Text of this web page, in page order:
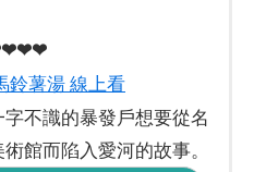
鈴薯湯 線上看
字不識的暴發戶想要從名
館而陷入愛河的故事。